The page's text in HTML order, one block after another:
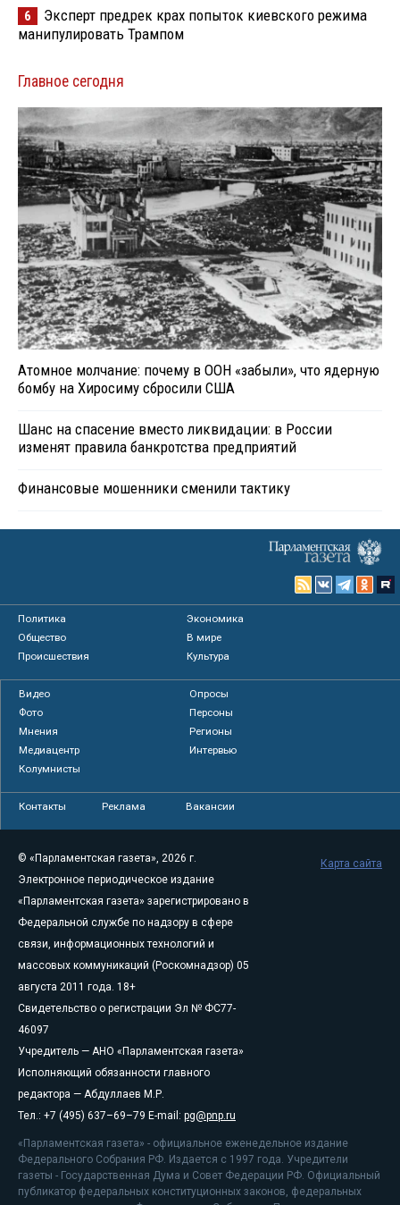
6
Эксперт предрек крах попыток киевского режима
манипулировать Трампом
Главное сегодня
Атомное молчание: почему в ООН «забыли», что ядерную
бомбу на Хиросиму сбросили США
Шанс на спасение вместо ликвидации: в России
изменят правила банкротства предприятий
Финансовые мошенники сменили тактику
Политика
Экономика
Общество
В мире
Происшествия
Культура
Видео
Опросы
Фото
Персоны
Мнения
Регионы
Медиацентр
Интервью
Колумнисты
Контакты Реклама Вакансии
© «Парламентская газета», 2026 г.
Электронное периодическое издание
«Парламентская газета» зарегистрировано в
Федеральной службе по надзору в сфере
связи, информационных технологий и
массовых коммуникаций (Роскомнадзор) 05
августа 2011 года. 18+
Свидетельство о регистрации Эл № ФС77-
46097
Учредитель — АНО «Парламентская газета»
Исполняющий обязанности главного
редактора — Абдуллаев М.Р.
Тел.: +7 (495) 637–69–79 E-mail: pg@pnp.ru
«Парламентская газета» - официальное еженедельное издание
Федерального Собрания РФ. Издается с 1997 года. Учредители
газеты - Государственная Дума и Совет Федерации РФ. Официальный
публикатор федеральных конституционных законов, федеральных
Карта сайта